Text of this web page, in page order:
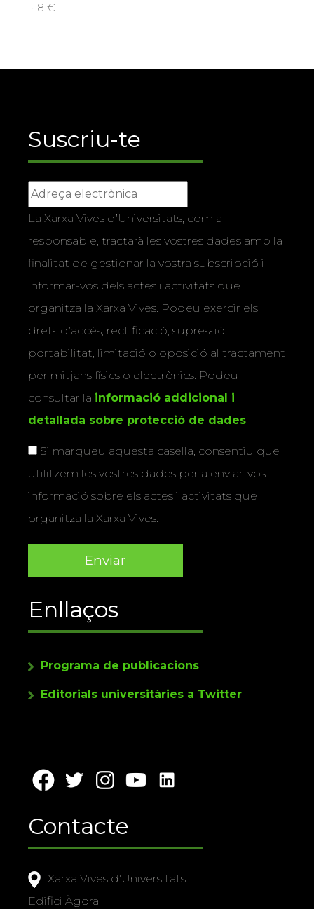
· 8 €
Suscriu-te
La Xarxa Vives d’Universitats, com a
responsable, tractarà les vostres dades amb la
finalitat de gestionar la vostra subscripció i
informar-vos dels actes i activitats que
organitza la Xarxa Vives. Podeu exercir els
drets d’accés, rectificació, supressió,
portabilitat, limitació o oposició al tractament
per mitjans físics o electrònics. Podeu
consultar la informació addicional i
detallada sobre protecció de dades.
Si marqueu aquesta casella, consentiu que
utilitzem les vostres dades per a enviar-vos
informació sobre els actes i activitats que
organitza la Xarxa Vives.
Enllaços
Programa de publicacions
Editorials universitàries a Twitter
Contacte
Xarxa Vives d'Universitats
Edifici Àgora